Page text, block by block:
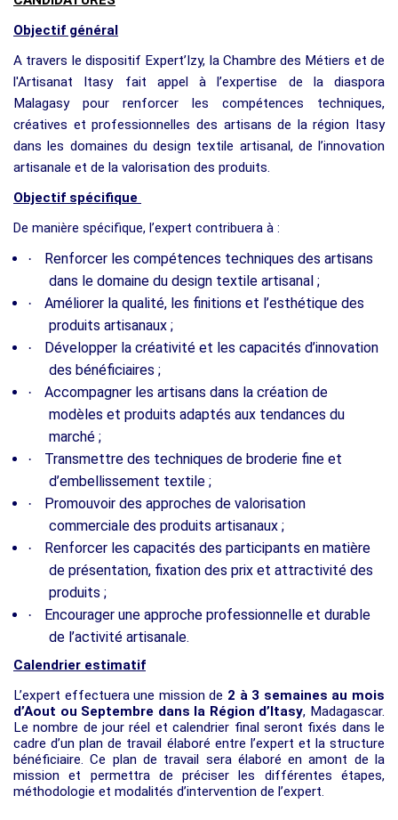
Objectif général
A travers le dispositif Expert’Izy, la Chambre des Métiers et de
l'Artisanat Itasy
fait appel à l’expertise de la diaspora
Malagasy pour renforcer les compétences techniques,
créatives et professionnelles des artisans de la région Itasy
dans les domaines du design textile artisanal, de l’innovation
artisanale et de la valorisation des produits.
Objectif spécifique
De manière spécifique, l’expert contribuera à :
·
Renforcer les compétences techniques des artisans
dans le domaine du design textile artisanal ;
·
Améliorer la qualité, les finitions et l’esthétique des
produits artisanaux ;
·
Développer la créativité et les capacités d’innovation
des bénéficiaires ;
·
Accompagner les artisans dans la création de
modèles et produits adaptés aux tendances du
marché ;
·
Transmettre des techniques de broderie fine et
d’embellissement textile ;
·
Promouvoir des approches de valorisation
commerciale des produits artisanaux ;
·
Renforcer les capacités des participants en matière
de présentation, fixation des prix et attractivité des
produits ;
·
Encourager une approche professionnelle et durable
de l’activité artisanale.
Calendrier estimatif
L’expert effectuera une mission de 2 à 3 semaines au mois
d’Aout ou Septembre dans la Région d’Itasy, Madagascar.
Le nombre de jour réel et calendrier final seront fixés dans le
cadre d’un plan de travail élaboré entre l’expert et la structure
bénéficiaire. Ce plan de travail sera élaboré en amont de la
mission et permettra de préciser les différentes étapes,
méthodologie et modalités d’intervention de l’expert.